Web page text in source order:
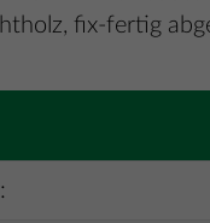
fix-fertig